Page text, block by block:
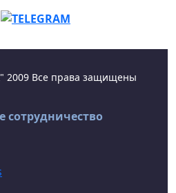
2009 Все права защищены